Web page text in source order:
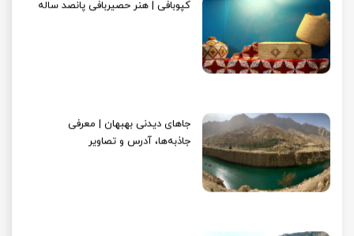
کپوبافی | هنر حصیربافی پانصد ساله
جاهای دیدنی بهبهان | معرفی
جاذبه‌ها، آدرس و تصاویر